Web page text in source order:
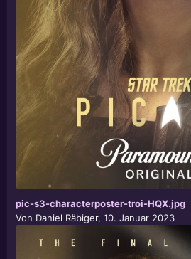
pic-s3-characterposter-troi-HQX.jpg
Von Daniel Räbiger, 10. Januar 2023